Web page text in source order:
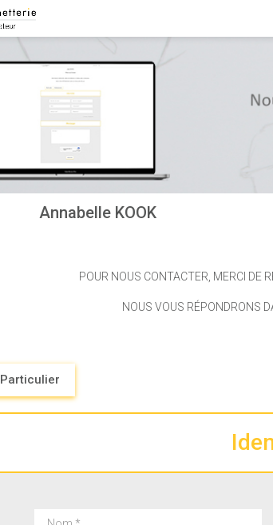
Annabelle KOOK
POUR NOUS CONTACTER, MERCI DE
NOUS VOUS RÉPONDRONS
Particulier